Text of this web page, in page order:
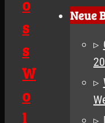
o
s
s
W
o
l
Neue